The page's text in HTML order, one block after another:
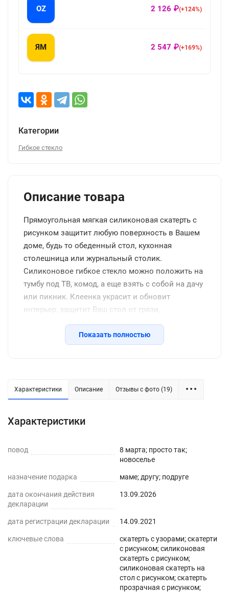
OZ 2 126 ₽(+124%)
ЯМ 2 547 ₽(+169%)
Категории
Гибкое стекло
Описание товара
Прямоугольная мягкая силиконовая скатерть с
рисунком защитит любую поверхность в Вашем
доме, будь то обеденный стол, кухонная
столешница или журнальный столик.
Силиконовое гибкое стекло можно положить на
тумбу под ТВ, комод, а еще взять с собой на дачу
или пикник. Клеенка украсит и обновит
интерьер, защитит Ваш стол от грязи,
потертостей, царапин, станет отличным
подарком на день рождения, новоселье и другие
семейные праздники, включая новый год.
(выдерживает до 80 градусов без деформации),
водоотталкивающее, долговечное, не желтеет со
размеров или закруглить углы. Внимание: мы
усадку. Весь ассортимент Вы можете увидеть в
Показать полностью
Характеристики Описание Отзывы с фото (19)
Характеристики
повод
8 марта; просто так;
новоселье
назначение подарка маме; другу; подруге
дата окончания действия
декларации
13.09.2026
дата регистрации декларации 14.09.2021
ключевые слова
скатерть с узорами; скатерти
с рисунком; силиконовая
скатерть с рисунком;
силиконовая скатерть на
стол с рисунком; скатерть
прозрачная с рисунком;